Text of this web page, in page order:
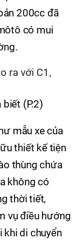
200cc đã
có mui
ra với C1,
mẫu xe của
thiết kế tiện
thùng chứa
không có
thời tiết,
vụ điều hướng
khi di chuyển